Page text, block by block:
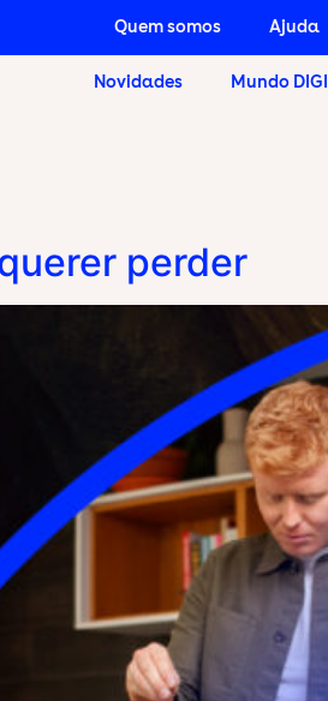
Quem somos Ajuda
Novidades Mundo DIGI
perder